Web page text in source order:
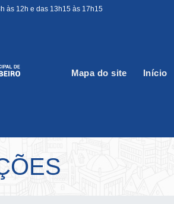
às 12h e das 13h15 às 17h15
Mapa do site Início